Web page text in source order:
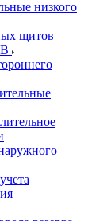
низкого
щитов